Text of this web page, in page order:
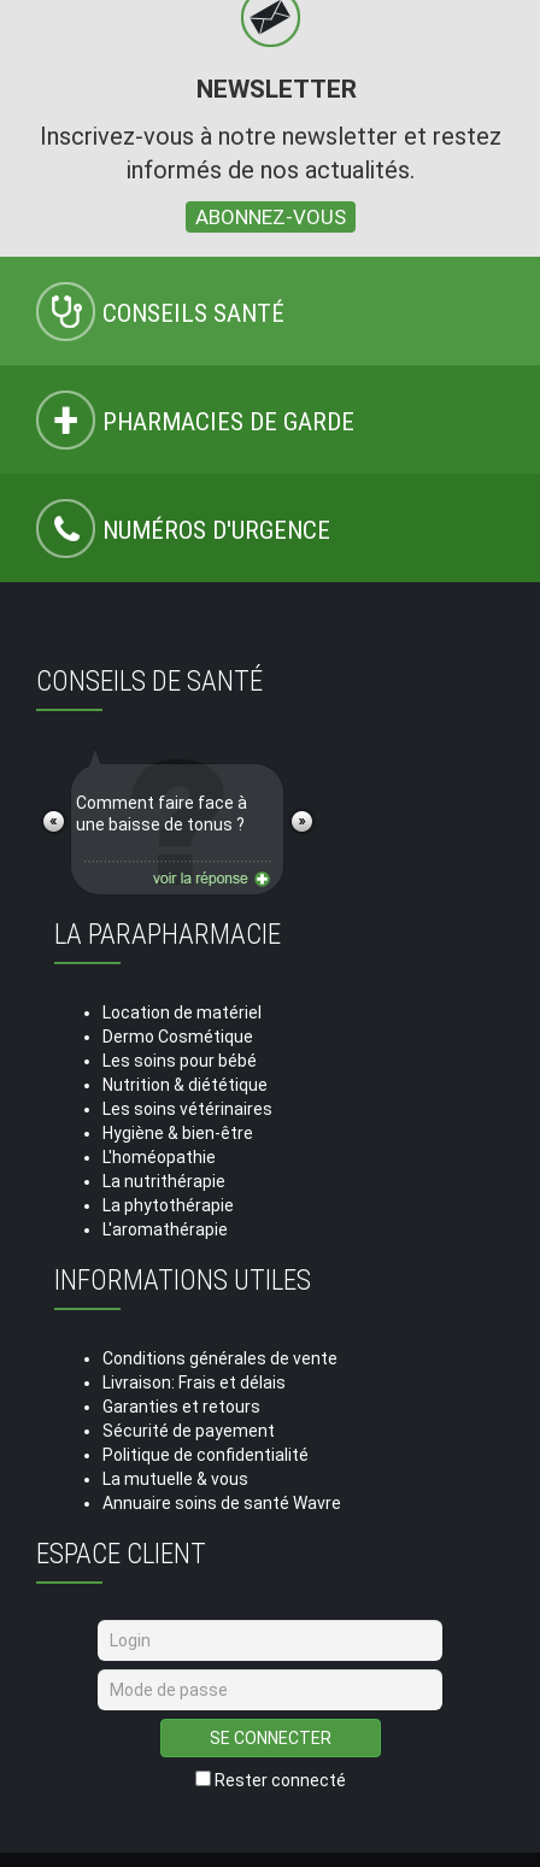
NEWSLETTER
Inscrivez-vous à notre newsletter et restez
informés de nos actualités.
ABONNEZ-VOUS
CONSEILS SANTÉ
PHARMACIES DE GARDE
NUMÉROS D'URGENCE
CONSEILS DE SANTÉ
Comment faire face à
une baisse de tonus ?
LA PARAPHARMACIE
Location de matériel
Dermo Cosmétique
Les soins pour bébé
Nutrition & diététique
Les soins vétérinaires
Hygiène & bien-être
L'homéopathie
La nutrithérapie
La phytothérapie
L'aromathérapie
INFORMATIONS UTILES
Conditions générales de vente
Livraison: Frais et délais
Garanties et retours
Sécurité de payement
Politique de confidentialité
La mutuelle & vous
Annuaire soins de santé Wavre
ESPACE CLIENT
SE CONNECTER
Rester connecté